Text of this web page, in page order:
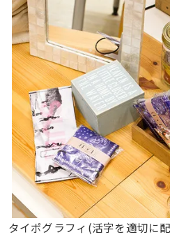
タイポグラフィ(活字を適切に